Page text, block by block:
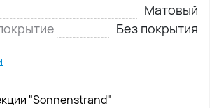
Матовый
Без покрытия
"Sonnenstrand"